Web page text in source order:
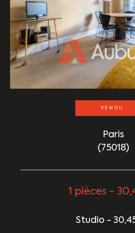
VENDU
Paris
(75018)
1 pièces -
Studio -